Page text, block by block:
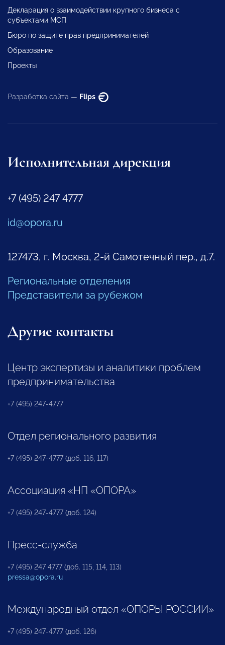
Декларация о взаимодействии крупного бизнеса с
субъектами МСП
Бюро по защите прав предпринимателей
Образование
Проекты
Разработка сайта — Flips
Исполнительная дирекция
+7 (495) 247 4777
id@opora.ru
127473, г. Москва, 2-й Самотечный пер., д.7.
Региональные отделения
Представители за рубежом
Другие контакты
Центр экспертизы и аналитики проблем
предпринимательства
+7 (495) 247-4777
Отдел регионального развития
+7 (495) 247-4777 (доб. 116, 117)
Ассоциация «НП «ОПОРА»
+7 (495) 247-4777 (доб. 124)
Пресс-служба
+7 (495) 247 4777 (доб. 115, 114, 113)
pressa@opora.ru
Международный отдел «ОПОРЫ РОССИИ»
+7 (495) 247-4777 (доб. 126)